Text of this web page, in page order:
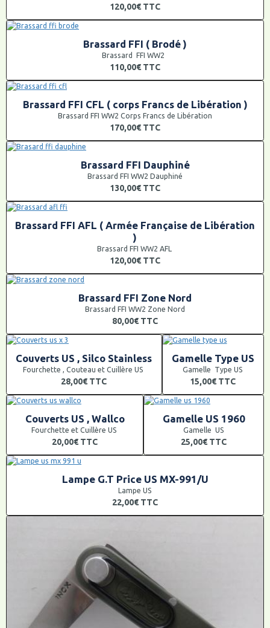
120,00€ TTC
Brassard FFI ( Brodé )
Brassard FFI WW2
110,00€ TTC
Brassard FFI CFL ( corps Francs de Libération )
Brassard FFI WW2 Corps Francs de Libération
170,00€ TTC
Brassard FFI Dauphiné
Brassard FFI WW2 Dauphiné
130,00€ TTC
Brassard FFI AFL ( Armée Française de Libération
)
Brassard FFI WW2 AFL
120,00€ TTC
Brassard FFI Zone Nord
Brassard FFI WW2 Zone Nord
80,00€ TTC
Couverts US , Silco Stainless
Fourchette , Couteau et Cuillère US
28,00€ TTC
Gamelle Type US
Gamelle Type US
15,00€ TTC
Couverts US , Wallco
Fourchette et Cuillère US
20,00€ TTC
Gamelle US 1960
Gamelle US
25,00€ TTC
Lampe G.T Price US MX-991/U
Lampe US
22,00€ TTC